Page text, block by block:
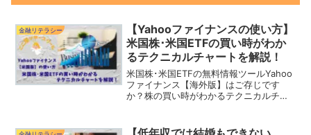
金融リテラシー
【Yahooファイナンスの使い方】
米国株･米国ETFの買い時がわか
るテクニカルチャートを解説！
米国株･米国ETFの無料情報ツールYahoo
ファイナンス【海外版】はご存じです
か？株の買い時がわかるテクニカルチャ
ド、恐怖指数を利用して株の買い時を判